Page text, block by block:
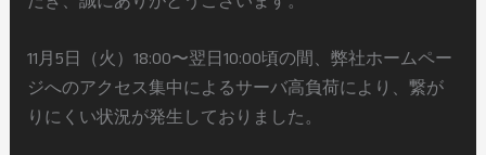
11月5日（火）18:00〜翌日10:00頃の間、弊社ホームペー
ジへのアクセス集中によるサーバ高負荷により、繋が
りにくい状況が発生しておりました。